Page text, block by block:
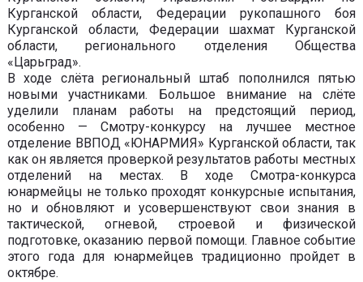
Курганской области, Федерации рукопашного боя
Курганской области, Федерации шахмат Курганской
области, регионального отделения Общества
«Царьград».
В ходе слёта региональный штаб пополнился пятью
новыми участниками. Большое внимание на слёте
уделили планам работы на предстоящий период,
особенно — Смотру-конкурсу на лучшее местное
отделение ВВПОД «ЮНАРМИЯ» Курганской области, так
как он является проверкой результатов работы местных
отделений на местах. В ходе Смотра-конкурса
юнармейцы не только проходят конкурсные испытания,
но и обновляют и усовершенствуют свои знания в
тактической, огневой, строевой и физической
подготовке, оказанию первой помощи. Главное событие
этого года для юнармейцев традиционно пройдет в
октябре.